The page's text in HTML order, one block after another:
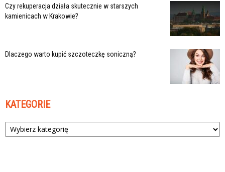
Czy rekuperacja działa skutecznie w starszych
kamienicach w Krakowie?
Dlaczego warto kupić szczoteczkę soniczną?
KATEGORIE
Kategorie